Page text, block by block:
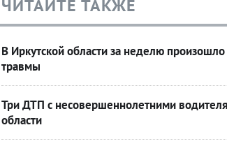
ЧИТАЙТЕ ТАКЖЕ
В Иркутской области за неделю
травмы
Три ДТП с несовершеннолетними
области